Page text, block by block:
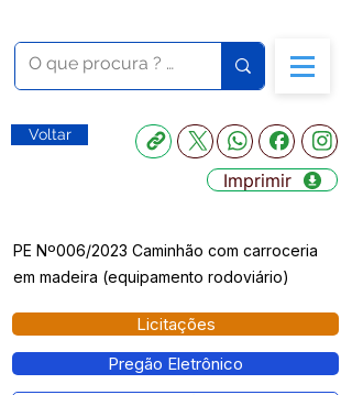
Voltar
Imprimir
PE Nº006/2023 Caminhão com carroceria
em madeira (equipamento rodoviário)
Licitações
Pregão Eletrônico